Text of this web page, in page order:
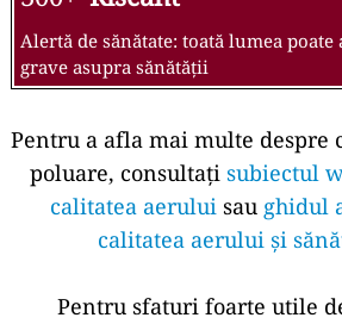
Alertă de sănătate: toată lumea poate
grave asupra sănătății
Pentru a afla mai multe despre
poluare, consultați subiectul
calitatea aerului sau ghidul
calitatea aerului și
Pentru sfaturi foarte utile